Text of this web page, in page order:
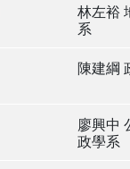
林左裕
系
陳建綱
廖興中
政學系